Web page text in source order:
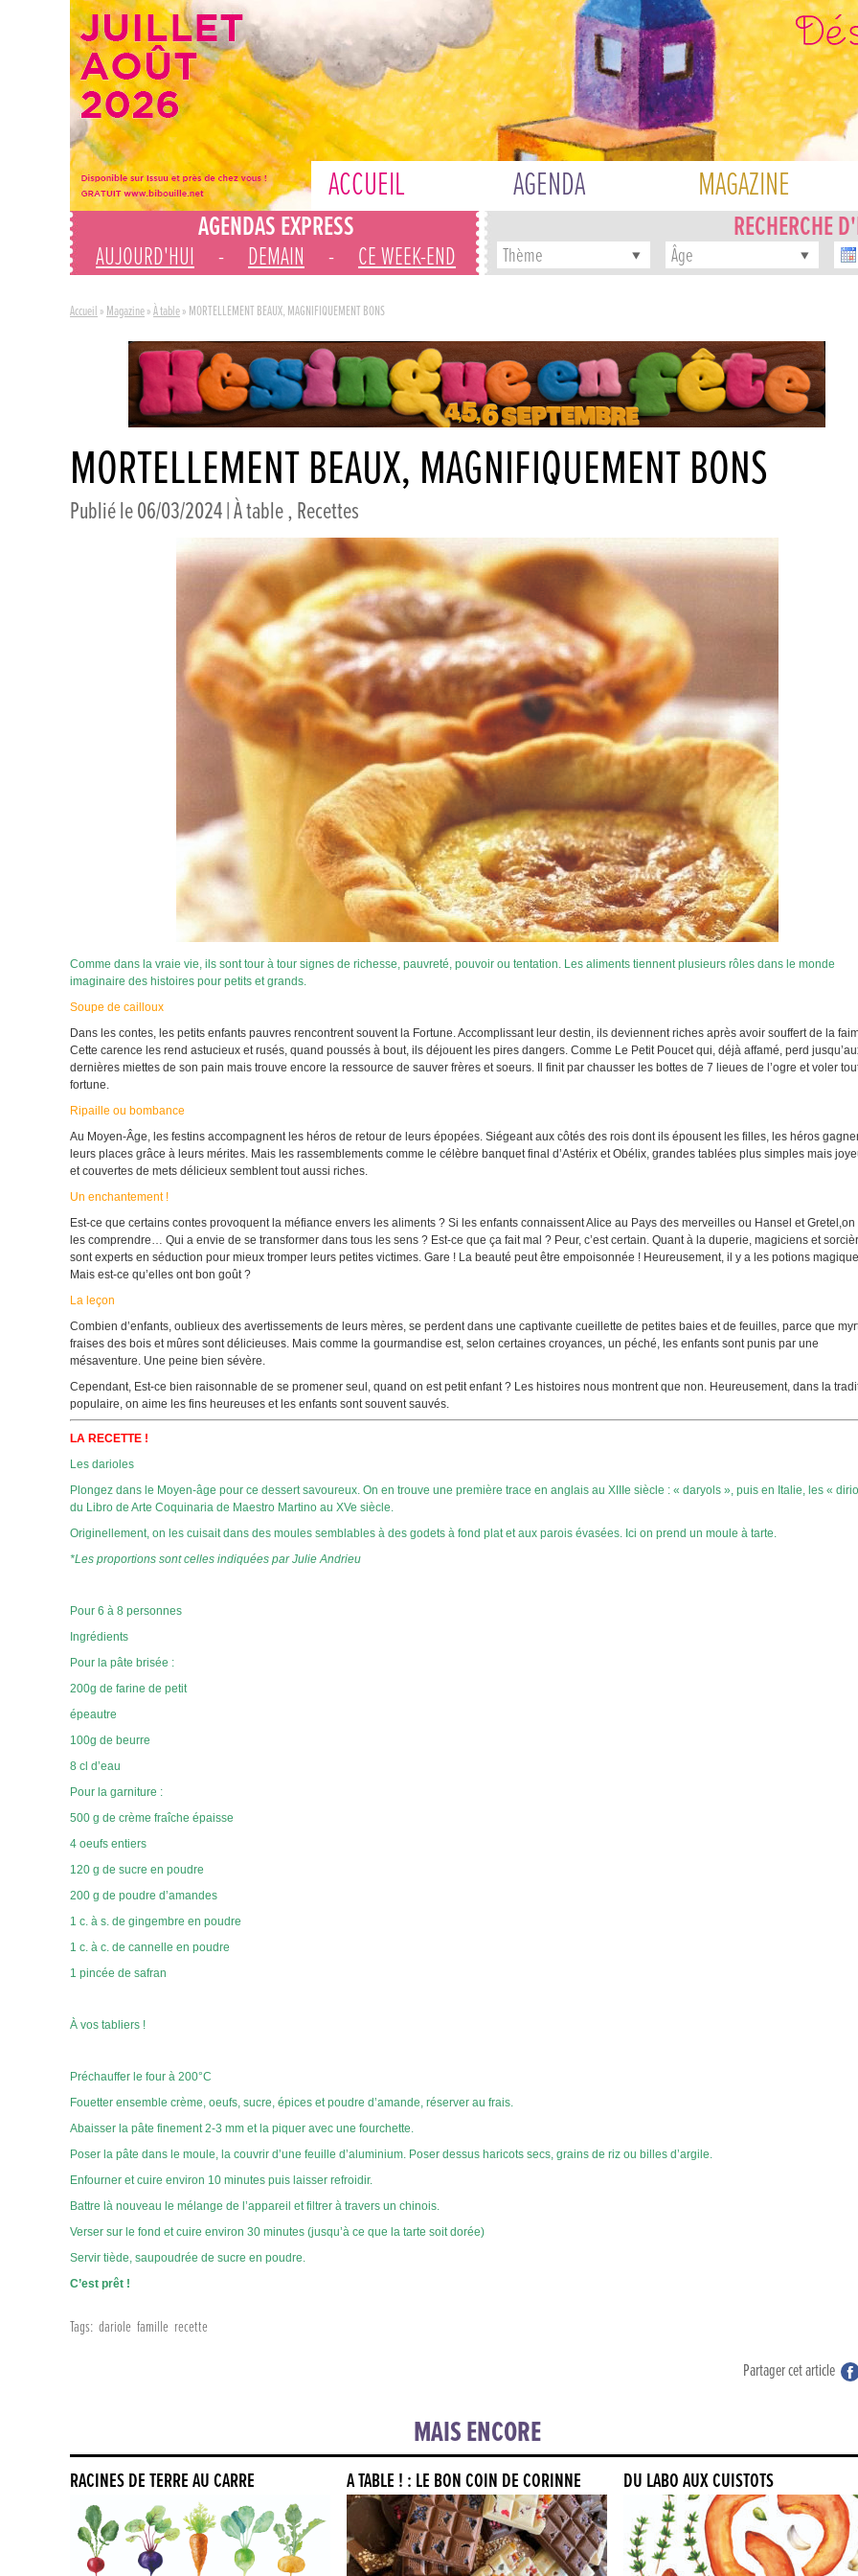
ACCUEIL AGENDA MAGAZINE
AGENDAS EXPRESS
AUJOURD'HUI - DEMAIN - CE WEEK-END
RECHERCHE
Thème Âge
Accueil » Magazine»À table» MORTELLEMENT BEAUX, MAGNIFIQUEMENT BONS
MORTELLEMENT BEAUX, MAGNIFIQUEMENT BONS
Publié le 06/03/2024 |À table,Recettes
Comme dans la vraie vie, ils sont tour à tour signes de richesse, pauvreté, pouvoir ou tentation. Les aliments tiennent plusieurs rôles dans le monde
imaginaire des histoires pour petits et grands.
Soupe de cailloux
Dans les contes, les petits enfants pauvres rencontrent souvent la Fortune. Accomplissant leur destin, ils deviennent riches après avoir souffert de la
Cette carence les rend astucieux et rusés, quand poussés à bout, ils déjouent les pires dangers. Comme Le Petit Poucet qui, déjà affamé, perd
dernières miettes de son pain mais trouve encore la ressource de sauver frères et soeurs. Il finit par chausser les bottes de 7 lieues de l’ogre et voler
fortune.
Ripaille ou bombance
Au Moyen-Âge, les festins accompagnent les héros de retour de leurs épopées. Siégeant aux côtés des rois dont ils épousent les filles, les héros
leurs places grâce à leurs mérites. Mais les rassemblements comme le célèbre banquet final d’Astérix et Obélix, grandes tablées plus simples mais
et couvertes de mets délicieux semblent tout aussi riches.
Un enchantement !
Est-ce que certains contes provoquent la méfiance envers les aliments ? Si les enfants connaissent Alice au Pays des merveilles ou Hansel et Gretel,on
les comprendre… Qui a envie de se transformer dans tous les sens ? Est-ce que ça fait mal ? Peur, c’est certain. Quant à la duperie, magiciens et
sont experts en séduction pour mieux tromper leurs petites victimes. Gare ! La beauté peut être empoisonnée ! Heureusement, il y a les potions
Mais est-ce qu’elles ont bon goût ?
La leçon
Combien d’enfants, oublieux des avertissements de leurs mères, se perdent dans une captivante cueillette de petites baies et de feuilles, parce que
fraises des bois et mûres sont délicieuses. Mais comme la gourmandise est, selon certaines croyances, un péché, les enfants sont punis par une
mésaventure. Une peine bien sévère.
Cependant, Est-ce bien raisonnable de se promener seul, quand on est petit enfant ? Les histoires nous montrent que non. Heureusement, dans la
populaire, on aime les fins heureuses et les enfants sont souvent sauvés.
LA RECETTE !
Les darioles
Plongez dans le Moyen-âge pour ce dessert savoureux. On en trouve une première trace en anglais au XIIIe siècle : « daryols », puis en Italie, les «
du Libro de Arte Coquinaria de Maestro Martino au XVe siècle.
Originellement, on les cuisait dans des moules semblables à des godets à fond plat et aux parois évasées. Ici on prend un moule à tarte.
*Les proportions sont celles indiquées par Julie Andrieu
Pour 6 à 8 personnes
Ingrédients
Pour la pâte brisée :
200g de farine de petit
épeautre
100g de beurre
8 cl d’eau
Pour la garniture :
500 g de crème fraîche épaisse
4 oeufs entiers
120 g de sucre en poudre
200 g de poudre d’amandes
1 c. à s. de gingembre en poudre
1 c. à c. de cannelle en poudre
1 pincée de safran
À vos tabliers !
Préchauffer le four à 200°C
Fouetter ensemble crème, oeufs, sucre, épices et poudre d’amande, réserver au frais.
Abaisser la pâte finement 2-3 mm et la piquer avec une fourchette.
Poser la pâte dans le moule, la couvrir d’une feuille d’aluminium. Poser dessus haricots secs, grains de riz ou billes d’argile.
Enfourner et cuire environ 10 minutes puis laisser refroidir.
Battre là nouveau le mélange de l’appareil et filtrer à travers un chinois.
Verser sur le fond et cuire environ 30 minutes (jusqu’à ce que la tarte soit dorée)
Servir tiède, saupoudrée de sucre en poudre.
C’est prêt !
Tags: dariole famille recette
Partager cet article
MAIS ENCORE
RACINES DE TERRE AU CARRÉ À TABLE ! : LE BON COIN DE CORINNE DU LABO AUX CUISTOTS